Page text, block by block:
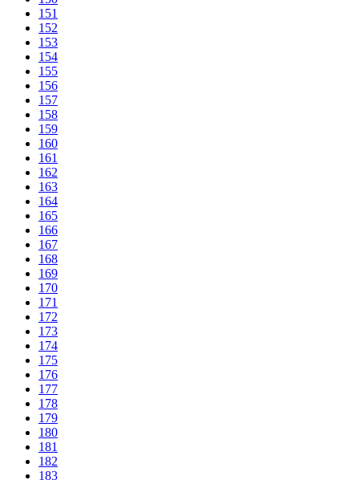
151
152
153
154
155
156
157
158
159
160
161
162
163
164
165
166
167
168
169
170
171
172
173
174
175
176
177
178
179
180
181
182
183